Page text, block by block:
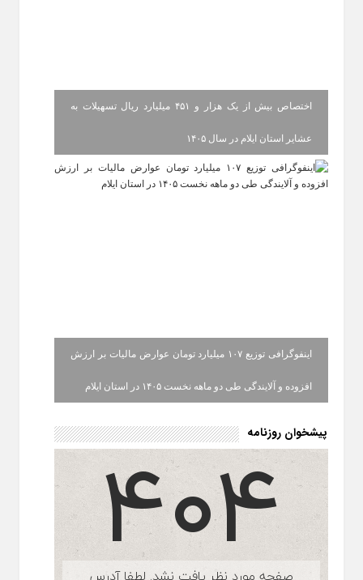
اختصاص بیش از یک هزار و ۴۵۱ میلیارد ریال تسهیلات به
عشایر استان ایلام در سال ۱۴۰۵
اینفوگرافی توزیع ۱۰۷ میلیارد تومان عوارض مالیات بر ارزش
افزوده و آلایندگی طی دو ماهه نخست ۱۴۰۵ در استان ایلام
پیشخوان روزنامه